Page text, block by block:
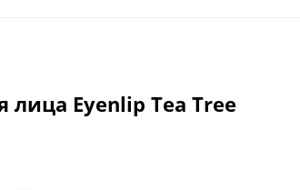
Eyenlip Tea Tree